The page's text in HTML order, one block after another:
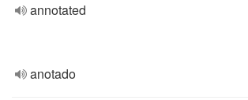
annotated
anotado